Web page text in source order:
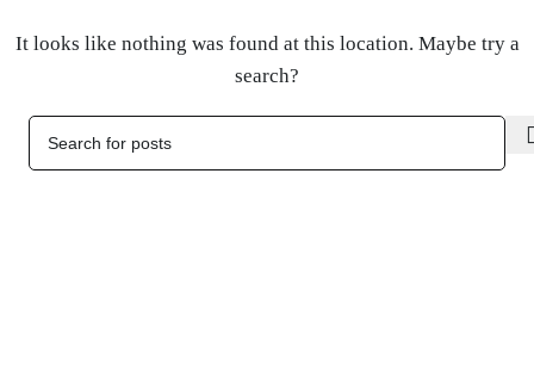
It looks like nothing was found at this location. Maybe try a
search?